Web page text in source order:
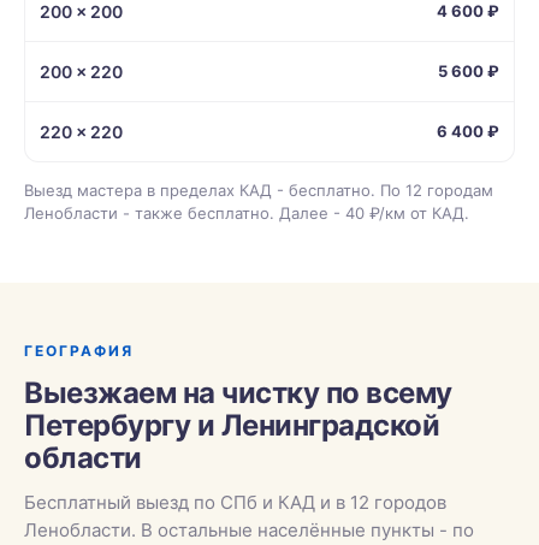
200 × 200 4 600 ₽
200 × 220 5 600 ₽
220 × 220 6 400 ₽
Выезд мастера в пределах КАД - бесплатно. По 12 городам
Ленобласти - также бесплатно. Далее - 40 ₽/км от КАД.
ГЕОГРАФИЯ
Выезжаем на чистку по всему
Петербургу и Ленинградской
области
Бесплатный выезд по СПб и КАД и в 12 городов
Ленобласти. В остальные населённые пункты - по